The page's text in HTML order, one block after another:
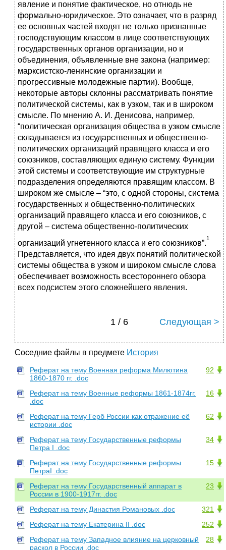
явление и понятие фактическое, но отнюдь не
формально-юридическое. Это означает, что в разряд
ее основных частей входят не только признанные
господствующим классом в лице соответствующих
государственных органов организации, но и
объединения, объявленные вне закона (например:
марксистско-ленинские организации и
прогрессивные молодежные партии). Вообще,
некоторые авторы склонны рассматривать понятие
политической системы, как в узком, так и в широком
смысле. По мнению А. И. Денисова, например,
“политическая организация общества в узком смысле
складывается из государственных и общественно-
политических организаций правящего класса и его
союзников, составляющих единую систему. Функции
этой системы и соответствующие им структурные
подразделения определяются правящим классом. В
широком же смысле – “это, с одной стороны, система
государственных и общественно-политических
организаций правящего класса и его союзников, с
другой – система общественно-политических
организаций угнетенного класса и его союзников”.
1
Представляется, что идея двух понятий политической
системы общества в узком и широком смысле слова
обеспечивает возможность всестороннего обзора
всех подсистем этого сложнейшего явления.
1 / 6 Следующая >
Соседние файлы в предмете История
92
Реферат на тему Военная реформа Милютина
1860-1870 гг. .doc
16
Реферат на тему Военные реформы 1861-1874гг.
.doc
62
Реферат на тему Герб России как отражение её
истории .doc
34
Реферат на тему Государственные реформы
Петра I .doc
15
Реферат на тему Государственные реформы
ПетраI .doc
23
Реферат на тему Государственный аппарат в
России в 1900-1917гг. .doc
321
Реферат на тему Династия Романовых .doc
252
Реферат на тему Екатерина II .doc
28
Реферат на тему Западное влияние на церковный
раскол в России .doc